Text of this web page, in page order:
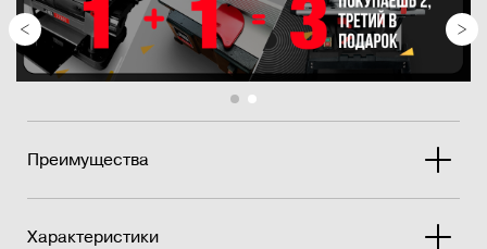
Преимущества
Характеристики